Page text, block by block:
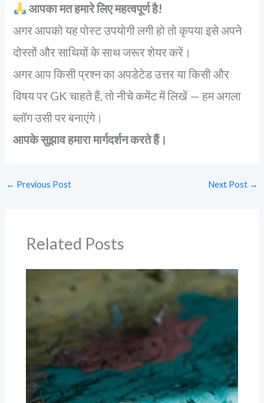
आपका मत हमारे लिए महत्वपूर्ण है!
अगर आपको यह पोस्ट उपयोगी लगी हो तो कृपया इसे अपने
दोस्तों और साथियों के साथ जरूर शेयर करें।
अगर आप किसी प्रश्न का अपडेटेड उत्तर या किसी और
विषय पर GK चाहते हैं, तो नीचे कमेंट में लिखें — हम अगला
ब्लॉग उसी पर बनाएंगे।
आपके सुझाव हमारा मार्गदर्शन करते हैं।
← Previous Post Next Post →
Related Posts